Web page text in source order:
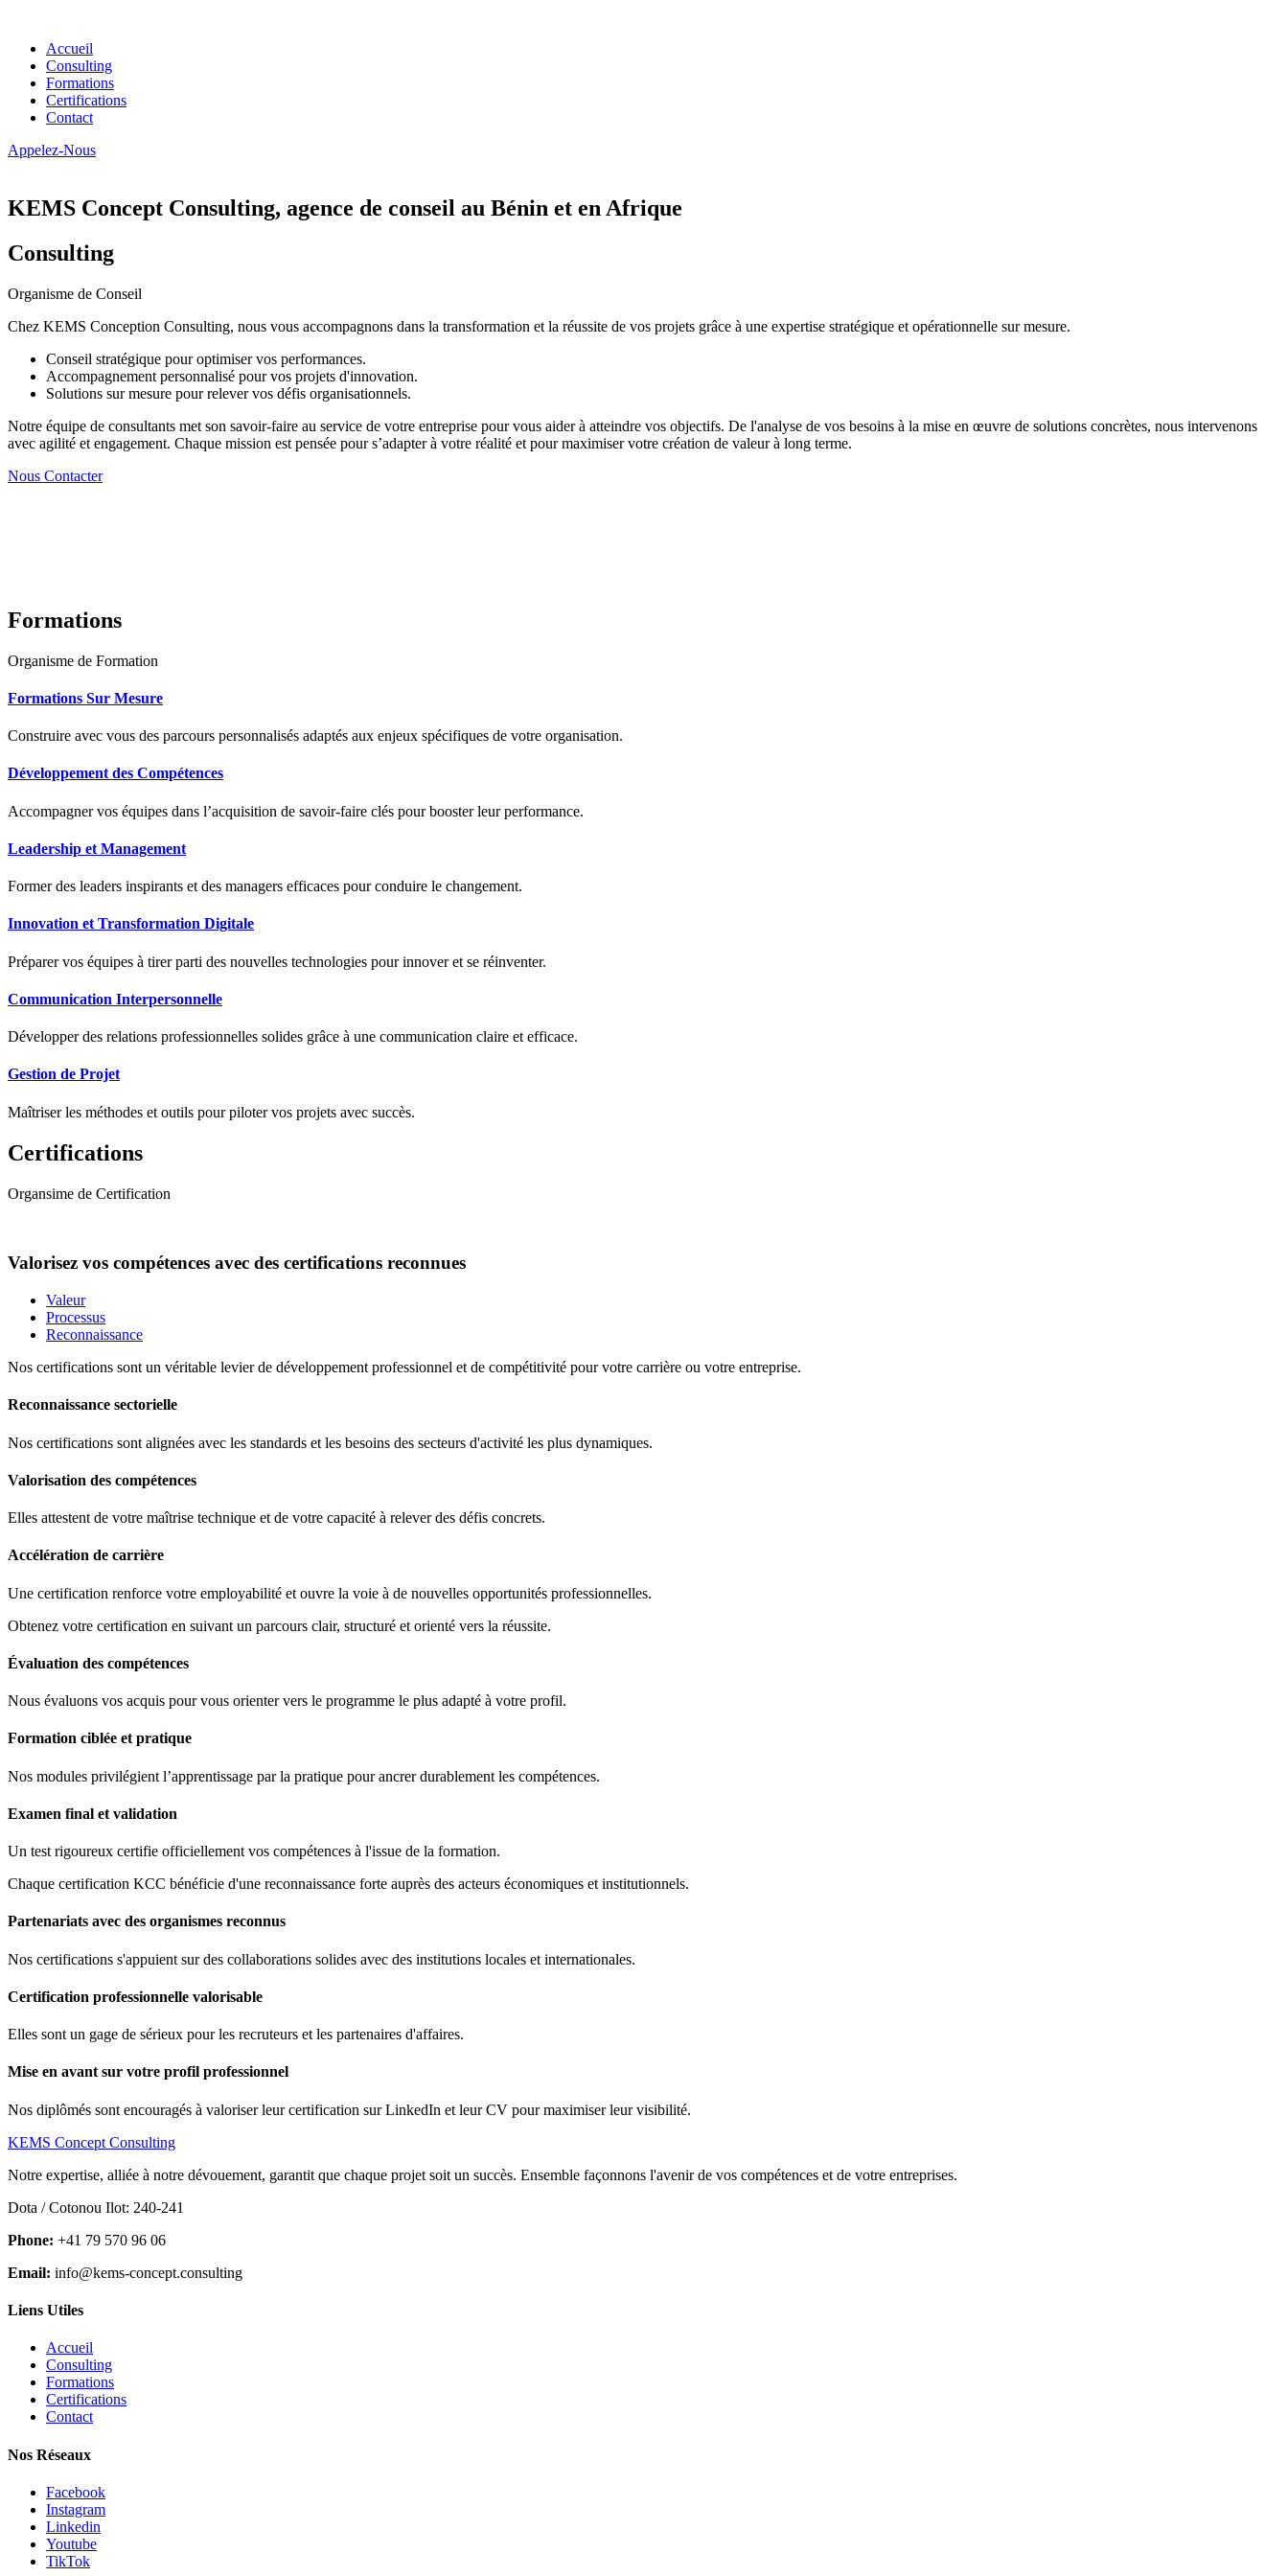
Accueil
Consulting
Formations
Certifications
Contact
Appelez-Nous
KEMS Concept Consulting, agence de conseil au Bénin et en Afrique
Consulting
Organisme de Conseil
Chez KEMS Conception Consulting, nous vous accompagnons dans la transformation et la réussite de vos projets grâce à une expertise stratégique et opérationnelle sur mesure.
Conseil stratégique pour optimiser vos performances.
Accompagnement personnalisé pour vos projets d'innovation.
Solutions sur mesure pour relever vos défis organisationnels.
Notre équipe de consultants met son savoir-faire au service de votre entreprise pour vous aider à atteindre vos objectifs. De l'analyse de vos besoins à la mise en œuvre de solutions concrètes, nous intervenons
avec agilité et engagement. Chaque mission est pensée pour s’adapter à votre réalité et pour maximiser votre création de valeur à long terme.
Nous Contacter
Formations
Organisme de Formation
Formations Sur Mesure
Construire avec vous des parcours personnalisés adaptés aux enjeux spécifiques de votre organisation.
Développement des Compétences
Accompagner vos équipes dans l’acquisition de savoir-faire clés pour booster leur performance.
Leadership et Management
Former des leaders inspirants et des managers efficaces pour conduire le changement.
Innovation et Transformation Digitale
Préparer vos équipes à tirer parti des nouvelles technologies pour innover et se réinventer.
Communication Interpersonnelle
Développer des relations professionnelles solides grâce à une communication claire et efficace.
Gestion de Projet
Maîtriser les méthodes et outils pour piloter vos projets avec succès.
Certifications
Organsime de Certification
Valorisez vos compétences avec des certifications reconnues
Valeur
Processus
Reconnaissance
Nos certifications sont un véritable levier de développement professionnel et de compétitivité pour votre carrière ou votre entreprise.
Reconnaissance sectorielle
Nos certifications sont alignées avec les standards et les besoins des secteurs d'activité les plus dynamiques.
Valorisation des compétences
Elles attestent de votre maîtrise technique et de votre capacité à relever des défis concrets.
Accélération de carrière
Une certification renforce votre employabilité et ouvre la voie à de nouvelles opportunités professionnelles.
Obtenez votre certification en suivant un parcours clair, structuré et orienté vers la réussite.
Évaluation des compétences
Nous évaluons vos acquis pour vous orienter vers le programme le plus adapté à votre profil.
Formation ciblée et pratique
Nos modules privilégient l’apprentissage par la pratique pour ancrer durablement les compétences.
Examen final et validation
Un test rigoureux certifie officiellement vos compétences à l'issue de la formation.
Chaque certification KCC bénéficie d'une reconnaissance forte auprès des acteurs économiques et institutionnels.
Partenariats avec des organismes reconnus
Nos certifications s'appuient sur des collaborations solides avec des institutions locales et internationales.
Certification professionnelle valorisable
Elles sont un gage de sérieux pour les recruteurs et les partenaires d'affaires.
Mise en avant sur votre profil professionnel
Nos diplômés sont encouragés à valoriser leur certification sur LinkedIn et leur CV pour maximiser leur visibilité.
KEMS Concept Consulting
Notre expertise, alliée à notre dévouement, garantit que chaque projet soit un succès. Ensemble façonnons l'avenir de vos compétences et de votre entreprises.
Dota / Cotonou Ilot: 240-241
Phone: +41 79 570 96 06
Email: info@kems-concept.consulting
Liens Utiles
Accueil
Consulting
Formations
Certifications
Contact
Nos Réseaux
Facebook
Instagram
Linkedin
Youtube
TikTok